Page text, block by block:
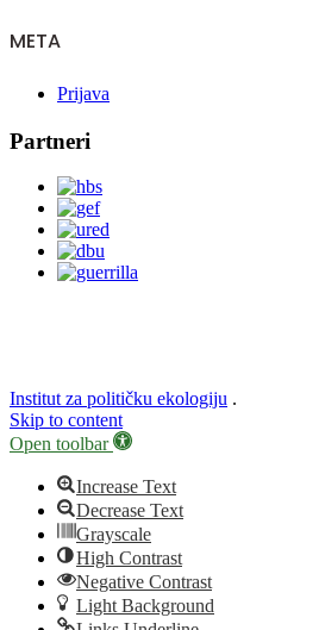
META
Prijava
Partneri
Institut za političku ekologiju .
Skip to content
Open toolbar
Increase Text
Decrease Text
Grayscale
High Contrast
Negative Contrast
Light Background